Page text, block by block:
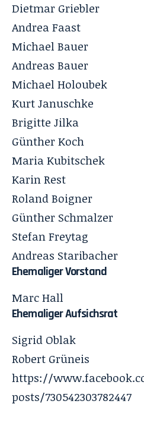
Dietmar Griebler
Andrea Faast
Michael Bauer
Andreas Bauer
Michael Holoubek
Kurt Januschke
Brigitte Jilka
Günther Koch
Maria Kubitschek
Karin Rest
Roland Boigner
Günther Schmalzer
Stefan Freytag
Andreas Staribacher
Ehemaliger Vorstand
Marc Hall
Ehemaliger Aufsichsrat
Sigrid Oblak
Robert Grüneis
https://
posts/730542303782447